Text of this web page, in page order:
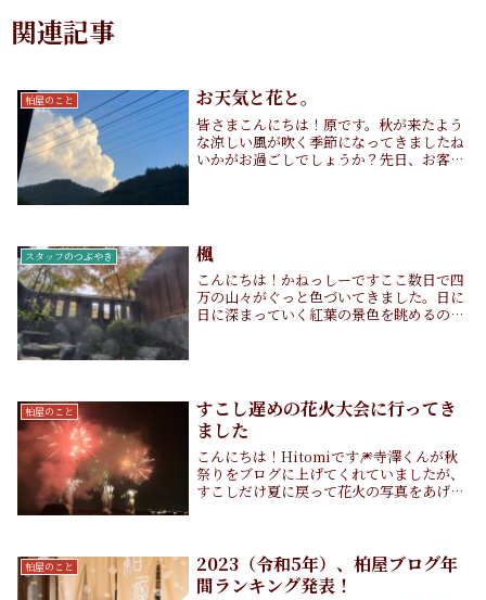
関連記事
柏屋のこと お天気と花と。
皆さまこんにちは！原です。秋が来たよう
な涼しい風が吹く季節になってきましたね
いかがお過ごしでしょうか？先日、お客さ
スタッフのつぶやき 楓
こんにちは！かねっしーですここ数日で四
万の山々がぐっと色づいてきました。日に
日に深まっていく紅葉の景色を眺めるの
柏屋のこと
すこし遅めの花火大会に行ってき
ました
こんにちは！Hitomiです🎆寺澤くんが秋
祭りをブログに上げてくれていましたが、
すこしだけ夏に戻って花火の写真をあげた
なかっ...
柏屋のこと
2023（令和5年）、柏屋ブログ年
間ランキング発表！